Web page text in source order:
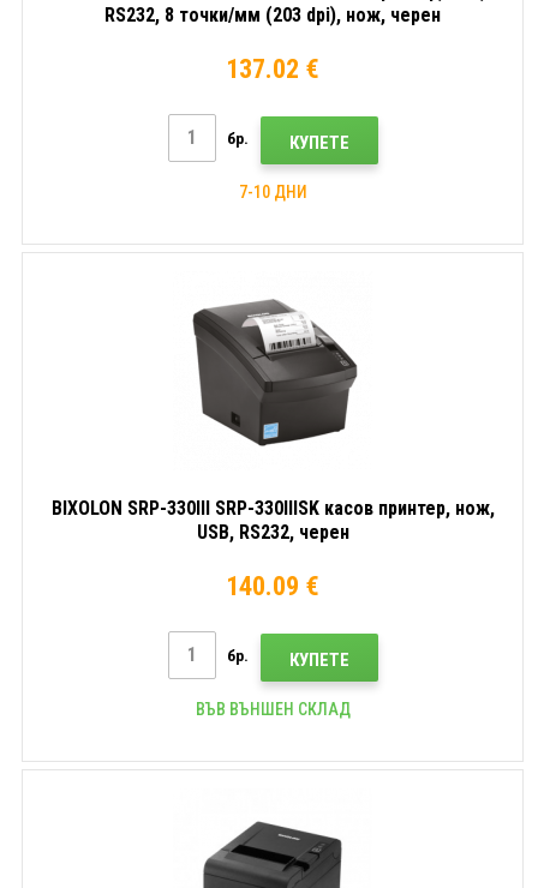
RS232, 8 точки/мм (203 dpi), нож, черен
137.02 €
бр. КУПЕТЕ
7-10 ДНИ
BIXOLON SRP-330III SRP-330IIISK касов принтер, нож,
USB, RS232, черен
140.09 €
бр. КУПЕТЕ
ВЪВ ВЪНШЕН СКЛАД